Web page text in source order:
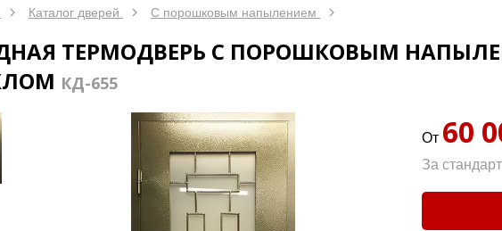
Каталог дверей С порошковым напылением
ТЕРМОДВЕРЬ С ПОРОШКОВЫМ
КД-655
От 60
За